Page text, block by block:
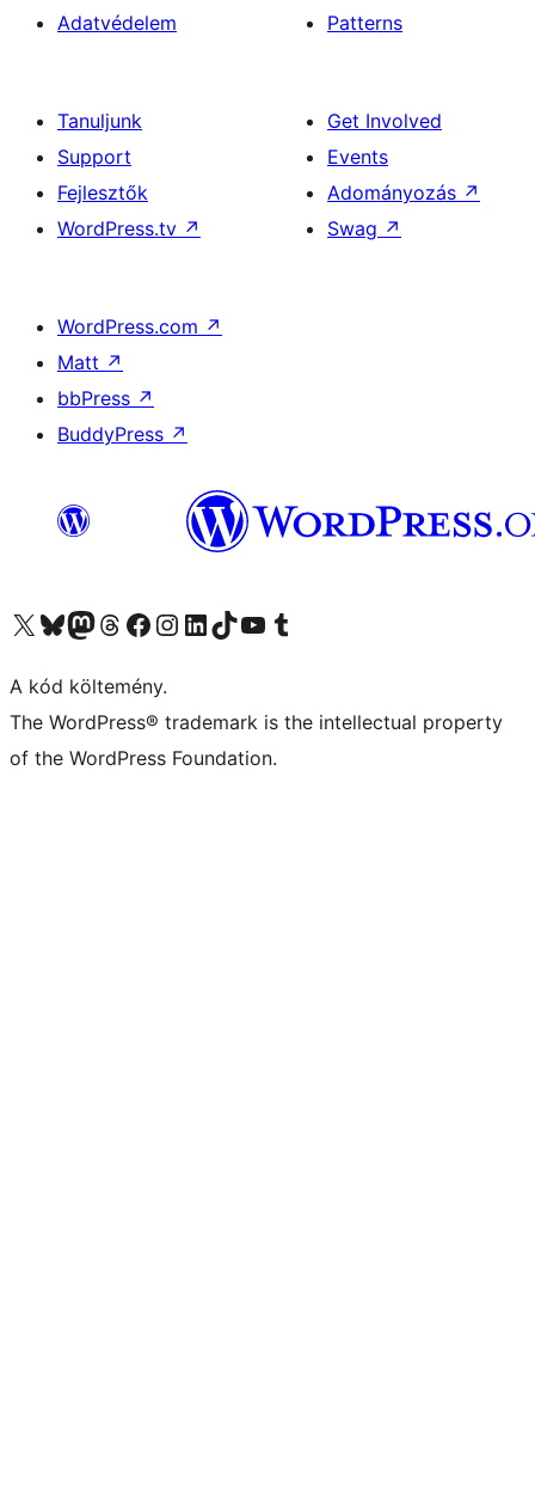
Adatvédelem
Patterns
Tanuljunk
Support
Fejlesztők
WordPress.tv ↗
Get Involved
Events
Adományozás ↗
Swag ↗
WordPress.com ↗
Matt ↗
bbPress ↗
BuddyPress ↗
Visit our X (formerly Twitter) account
Visit our Bluesky account
Twitter csatornánk
Visit our Threads account
Facebook oldalunk megtekintése
Visit our Instagram account
Visit our LinkedIn account
Visit our TikTok account
Visit our YouTube channel
Visit our Tumblr account
A kód költemény.
The WordPress® trademark is the intellectual property
of the WordPress Foundation.